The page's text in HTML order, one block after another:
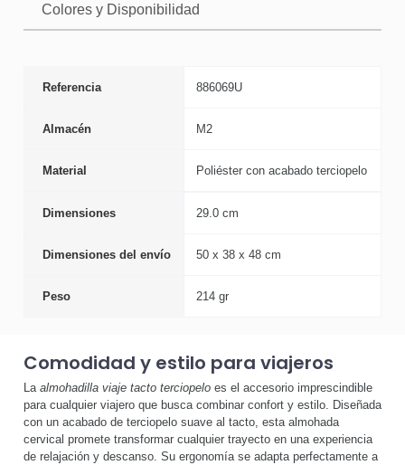
Colores y Disponibilidad
Referencia 886069U
Almacén M2
Material Poliéster con acabado terciopelo
Dimensiones 29.0 cm
Dimensiones del envío 50 x 38 x 48 cm
Peso 214 gr
Comodidad y estilo para viajeros
La almohadilla viaje tacto terciopelo es el accesorio imprescindible
para cualquier viajero que busca combinar confort y estilo. Diseñada
con un acabado de terciopelo suave al tacto, esta almohada
cervical promete transformar cualquier trayecto en una experiencia
de relajación y descanso. Su ergonomía se adapta perfectamente a